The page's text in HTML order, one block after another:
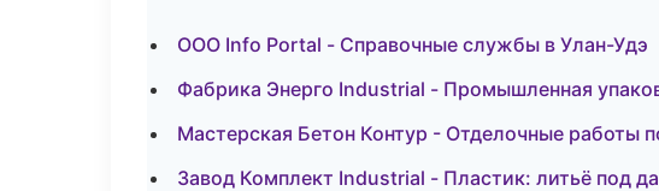
ООО Info Portal - Справочные службы в Улан-Удэ
Фабрика Энерго Industrial - Промышленная
Мастерская Бетон Контур - Отделочные работы
Завод Комплект Industrial - Пластик: литьё под